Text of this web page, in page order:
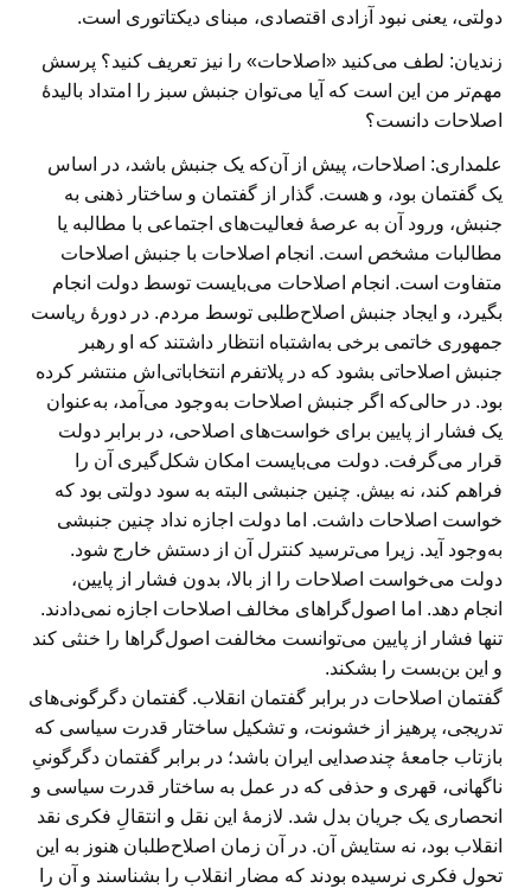
دولتی، یعنی نبود آزادی اقتصادی، مبنای دیکتاتوری است.
زندیان: لطف می‌کنید «اصلاحات» را نیز تعریف کنید؟ پرسش
مهم‌تر من این است که آیا می‌توان جنبش سبز را امتداد بالیدهٔ
اصلاحات دانست؟
علمداری: اصلاحات، پیش از آن‌که یک جنبش باشد، در اساس
یک گفتمان بود، و هست. گذار از گفتمان و ساختار ذهنی به
جنبش، ورود آن به عرصهٔ فعالیت‌های اجتماعی با مطالبه یا
مطالبات مشخص است. انجام اصلاحات با جنبش اصلاحات
متفاوت است. انجام اصلاحات می‌بایست توسط دولت انجام
بگیرد، و ایجاد جنبش اصلاح‌طلبی توسط مردم. در دورهٔ ریاست
جمهوری خاتمی برخی به‌اشتباه انتظار داشتند که او رهبر
جنبش اصلاحاتی بشود که در پلاتفرم انتخاباتی‌اش منتشر کرده
بود. در حالی‌که اگر جنبش اصلاحات به‌وجود می‌آمد، به‌عنوان
یک فشار از پایین برای خواست‌های اصلاحی، در برابر دولت
قرار می‌گرفت. دولت می‌بایست امکان شکل‌گیری آن را
فراهم کند، نه بیش. چنین جنبشی البته به سود دولتی بود که
خواست اصلاحات داشت. اما دولت اجازه نداد چنین جنبشی
به‌وجود آید. زیرا می‌ترسید کنترل آن از دستش خارج شود.
دولت می‌خواست اصلاحات را از بالا، بدون فشار از پایین،
انجام دهد. اما اصول‌گراهای مخالف اصلاحات اجازه نمی‌دادند.
تنها فشار از پایین می‌توانست مخالفت اصول‌گراها را خنثی کند
و این بن‌بست را بشکند.
گفتمان اصلاحات در برابر گفتمان انقلاب. گفتمان دگرگونی‌های
تدریجی، پرهیز از خشونت، و تشکیل ساختار قدرت سیاسی که
بازتاب جامعهٔ چندصدایی ایران باشد؛ در برابر گفتمان دگرگونیِ
ناگهانی، قهری و حذفی که در عمل به ساختار قدرت سیاسی و
انحصاری یک جریان بدل شد. لازمهٔ این نقل و انتقالِ فکری نقد
انقلاب بود، نه ستایش آن. در آن زمان اصلاح‌طلبان هنوز به این
تحول فکری نرسیده بودند که مضار انقلاب را بشناسند و آن ‌را